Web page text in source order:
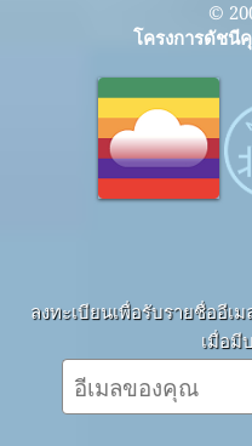
©
โครงการดัชนี
ลงทะเบียนเพื่อรับรายชื่ออีเ
เมื่อมี